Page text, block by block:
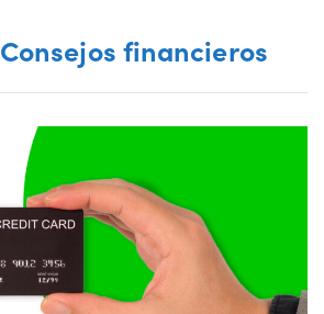
Consejos financieros